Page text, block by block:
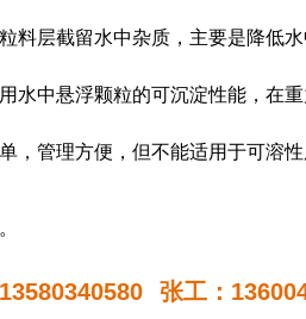
层截留水中杂质，主要是降低
中悬浮颗粒的可沉淀性能，在
管理方便，但不能适用于可溶
张工：